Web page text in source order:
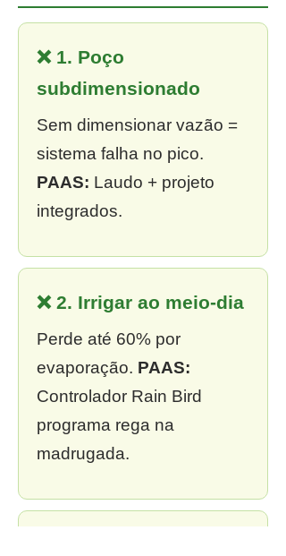
❌ 1. Poço
subdimensionado
Sem dimensionar vazão =
sistema falha no pico.
PAAS: Laudo + projeto
integrados.
❌ 2. Irrigar ao meio-dia
Perde até 60% por
evaporação. PAAS:
Controlador Rain Bird
programa rega na
madrugada.